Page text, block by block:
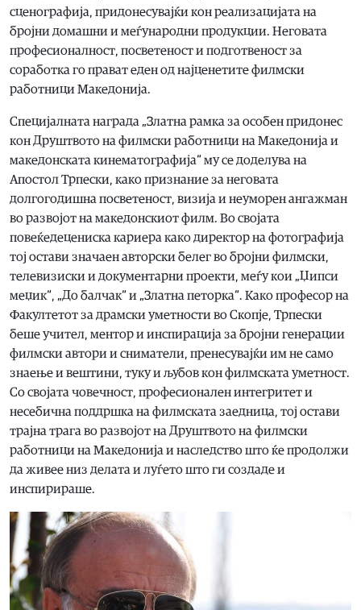
сценографија, придонесувајќи кон реализацијата на
бројни домашни и меѓународни продукции. Неговата
професионалност, посветеност и подготвеност за
соработка го прават еден од најценетите филмски
работници Македонија.
Специјалната награда „Златна рамка за особен придонес
кон Друштвото на филмски работници на Македонија и
македонската кинематографија“ му се доделува на
Апостол Трпески, како признание за неговата
долгогодишна посветеност, визија и неуморен ангажман
во развојот на македонскиот филм. Во својата
повеќедецениска кариера како директор на фотографија
тој остави значаен авторски белег во бројни филмски,
телевизиски и документарни проекти, меѓу кои „Џипси
меџик“, „До балчак“ и „Златна петорка“. Како професор на
Факултетот за драмски уметности во Скопје, Трпески
беше учител, ментор и инспирација за бројни генерации
филмски автори и сниматели, пренесувајќи им не само
знаење и вештини, туку и љубов кон филмската уметност.
Со својата човечност, професионален интегритет и
несебична поддршка на филмската заедница, тој остави
трајна трага во развојот на Друштвото на филмски
работници на Македонија и наследство што ќе продолжи
да живее низ делата и луѓето што ги создаде и
инспирираше.